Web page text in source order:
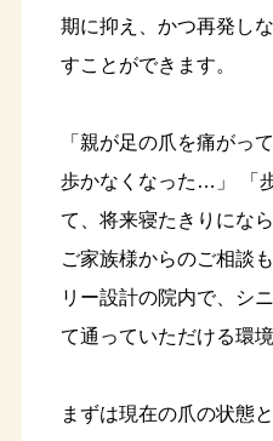
期に抑え、かつ再発し
すことができます。
「親が足の爪を痛がっ
歩かなくなった…」 「
て、将来寝たきりにな
ご家族様からのご相談
リー設計の院内で、シ
て通っていただける環
まずは現在の爪の状態